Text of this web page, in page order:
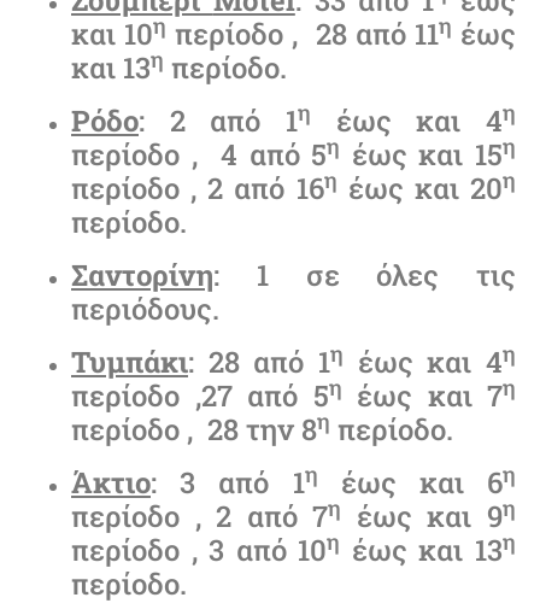
και 10η περίοδο , 28 από 11η έως
και 13η περίοδο.
Ρόδο: 2 από 1η έως και 4η
περίοδο , 4 από 5η έως και 15η
περίοδο , 2 από 16η έως και 20η
περίοδο.
Σαντορίνη: 1 σε όλες τις
περιόδους.
Τυμπάκι: 28 από 1η έως και 4η
περίοδο ,27 από 5η έως και 7η
περίοδο , 28 την 8η περίοδο.
Άκτιο: 3 από 1η έως και 6η
περίοδο , 2 από 7η έως και 9η
περίοδο , 3 από 10η έως και 13η
περίοδο.